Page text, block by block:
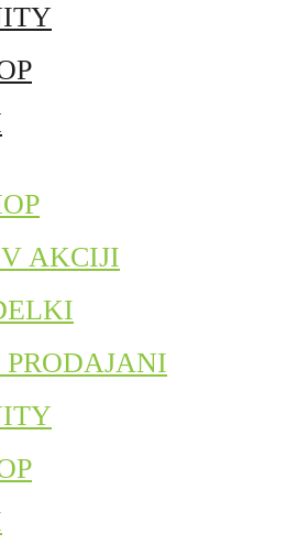
AKCIJI